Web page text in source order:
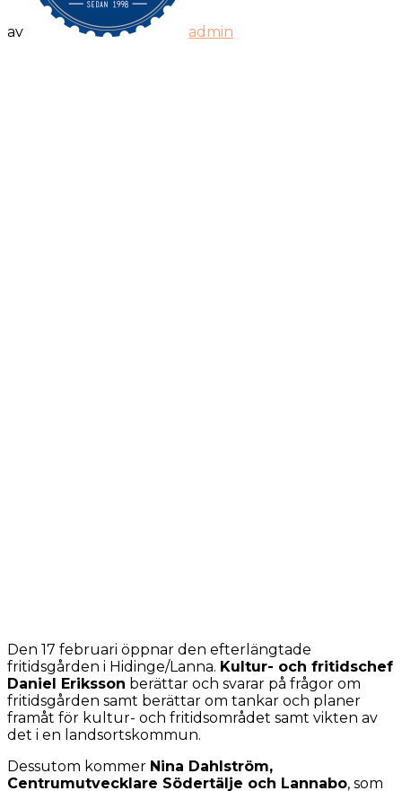
av admin
Den 17 februari öppnar den efterlängtade
fritidsgården i Hidinge/Lanna. Kultur- och fritidschef
Daniel Eriksson berättar och svarar på frågor om
fritidsgården samt berättar om tankar och planer
framåt för kultur- och fritidsområdet samt vikten av
det i en landsortskommun.
Dessutom kommer Nina Dahlström,
Centrumutvecklare Södertälje och Lannabo, som